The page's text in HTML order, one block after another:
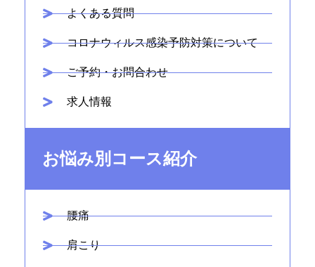
よくある質問
コロナウィルス感染予防対策について
ご予約・お問合わせ
求人情報
お悩み別コース紹介
腰痛
肩こり